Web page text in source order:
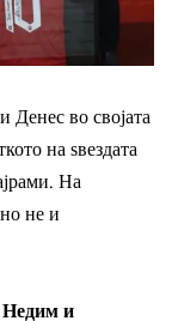
Денес во својата
на ѕвездата
На
не и
Недим и